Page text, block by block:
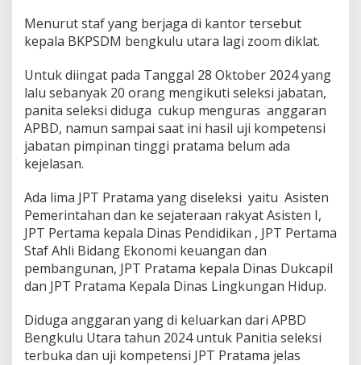
a
h
t
u
r
a
n
S
p
a
i
S
e
k
a
a
n
g
B
Menurut staf yang berjaga di kantor tersebut
kepala BKPSDM bengkulu utara lagi zoom diklat.
Untuk diingat pada Tanggal 28 Oktober 2024 yang
lalu sebanyak 20 orang mengikuti seleksi jabatan,
panita seleksi diduga cukup menguras anggaran
APBD, namun sampai saat ini hasil uji kompetensi
jabatan pimpinan tinggi pratama belum ada
kejelasan.
Ada lima JPT Pratama yang diseleksi yaitu Asisten
Pemerintahan dan ke sejateraan rakyat Asisten I,
JPT Pertama kepala Dinas Pendidikan , JPT Pertama
Staf Ahli Bidang Ekonomi keuangan dan
pembangunan, JPT Pratama kepala Dinas Dukcapil
dan JPT Pratama Kepala Dinas Lingkungan Hidup.
Diduga anggaran yang di keluarkan dari APBD
Bengkulu Utara tahun 2024 untuk Panitia seleksi
terbuka dan uji kompetensi JPT Pratama jelas